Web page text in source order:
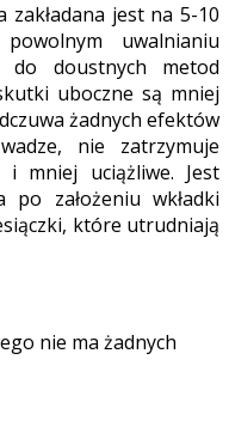
zakładana jest na 5-10
uwalnianiu
do doustnych metod
uboczne są mniej
żadnych efektów
nie zatrzymuje
i mniej uciążliwe. Jest
założeniu wkładki
które utrudniają
nie ma żadnych